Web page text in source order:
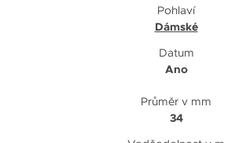
Pohlaví
Dámské
Datum
Ano
Průměr v mm
34